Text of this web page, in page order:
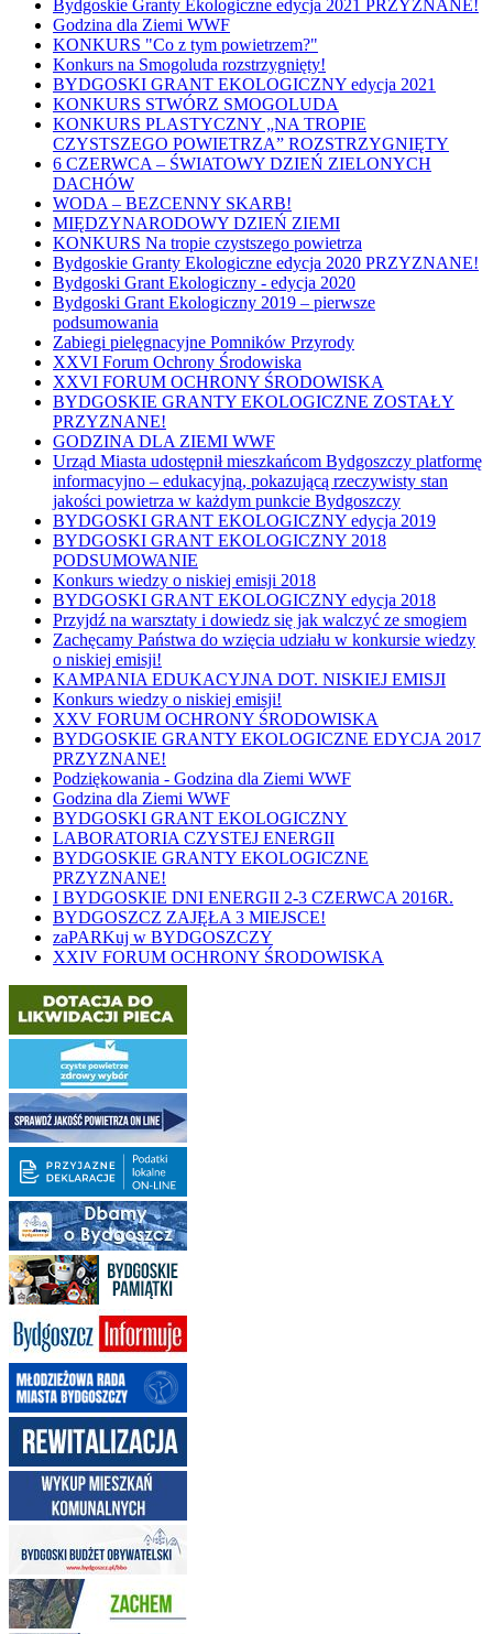
Bydgoskie Granty Ekologiczne edycja 2021 PRZYZNANE!
Godzina dla Ziemi WWF
KONKURS "Co z tym powietrzem?"
Konkurs na Smogoluda rozstrzygnięty!
BYDGOSKI GRANT EKOLOGICZNY edycja 2021
KONKURS STWÓRZ SMOGOLUDA
KONKURS PLASTYCZNY „NA TROPIE
CZYSTSZEGO POWIETRZA” ROZSTRZYGNIĘTY
6 CZERWCA – ŚWIATOWY DZIEŃ ZIELONYCH
DACHÓW
WODA – BEZCENNY SKARB!
MIĘDZYNARODOWY DZIEŃ ZIEMI
KONKURS Na tropie czystszego powietrza
Bydgoskie Granty Ekologiczne edycja 2020 PRZYZNANE!
Bydgoski Grant Ekologiczny - edycja 2020
Bydgoski Grant Ekologiczny 2019 – pierwsze
podsumowania
Zabiegi pielęgnacyjne Pomników Przyrody
XXVI Forum Ochrony Środowiska
XXVI FORUM OCHRONY ŚRODOWISKA
BYDGOSKIE GRANTY EKOLOGICZNE ZOSTAŁY
PRZYZNANE!
GODZINA DLA ZIEMI WWF
Urząd Miasta udostępnił mieszkańcom Bydgoszczy platformę
informacyjno – edukacyjną, pokazującą rzeczywisty stan
jakości powietrza w każdym punkcie Bydgoszczy
BYDGOSKI GRANT EKOLOGICZNY edycja 2019
BYDGOSKI GRANT EKOLOGICZNY 2018
PODSUMOWANIE
Konkurs wiedzy o niskiej emisji 2018
BYDGOSKI GRANT EKOLOGICZNY edycja 2018
Przyjdź na warsztaty i dowiedz się jak walczyć ze smogiem
Zachęcamy Państwa do wzięcia udziału w konkursie wiedzy
o niskiej emisji!
KAMPANIA EDUKACYJNA DOT. NISKIEJ EMISJI
Konkurs wiedzy o niskiej emisji!
XXV FORUM OCHRONY ŚRODOWISKA
BYDGOSKIE GRANTY EKOLOGICZNE EDYCJA 2017
PRZYZNANE!
Podziękowania - Godzina dla Ziemi WWF
Godzina dla Ziemi WWF
BYDGOSKI GRANT EKOLOGICZNY
LABORATORIA CZYSTEJ ENERGII
BYDGOSKIE GRANTY EKOLOGICZNE
PRZYZNANE!
I BYDGOSKIE DNI ENERGII 2-3 CZERWCA 2016R.
BYDGOSZCZ ZAJĘŁA 3 MIEJSCE!
zaPARKuj w BYDGOSZCZY
XXIV FORUM OCHRONY ŚRODOWISKA